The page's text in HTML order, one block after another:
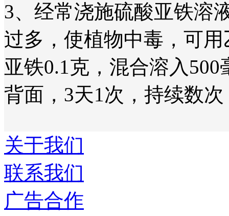
3、经常浇施硫酸亚铁溶
过多，使植物中毒，可
亚铁0.1克，混合溶入
背面，3天1次，持续数
关于我们
联系我们
广告合作